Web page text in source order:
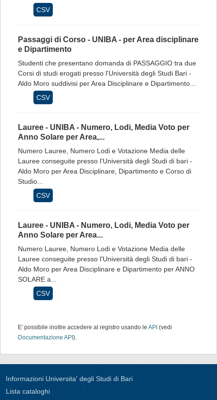
CSV
Passaggi di Corso - UNIBA - per Area disciplinare
e Dipartimento
Studenti che presentano domanda di PASSAGGIO tra due
Corsi di studi erogati presso l'Università degli Studi Bari -
Aldo Moro suddivisi per Area Disciplinare e Dipartimento...
CSV
Lauree - UNIBA - Numero, Lodi, Media Voto per
Anno Solare per Area,...
Numero Lauree, Numero Lodi e Votazione Media delle
Lauree conseguite presso l'Università degli Studi di bari -
Aldo Moro per Area Disciplinare, Dipartimento e Corso di
Studio...
CSV
Lauree - UNIBA - Numero, Lodi, Media Voto per
Anno Solare per Area...
Numero Lauree, Numero Lodi e Votazione Media delle
Lauree conseguite presso l'Università degli Studi di bari -
Aldo Moro per Area Disciplinare e Dipartimento per ANNO
SOLARE a...
CSV
E' possibile inoltre accedere al registro usando le API (vedi
Documentazione API ).
Informazioni Universita' degli Studi di Bari
Lista cataloghi